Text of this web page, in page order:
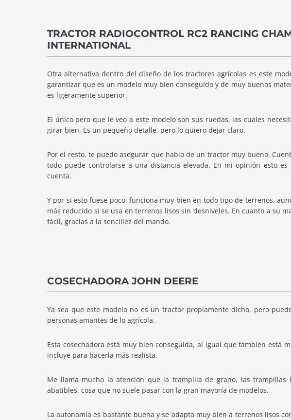
TRACTOR RADIOCONTROL RC2 RANCING
INTERNATIONAL
Otra alternativa dentro del diseño de los tractores agrícolas es este
garantizar que es un modelo muy bien conseguido y de muy buenos
es ligeramente superior.
El único pero que le veo a este modelo son sus ruedas, las cuales
girar bien. Es un pequeño detalle, pero lo quiero dejar claro.
Por el resto, te puedo asegurar que hablo de un tractor muy bueno.
todo puede controlarse a una distancia elevada. En mi opinión esto
cuenta.
Y por si esto fuese poco, funciona muy bien en todo tipo de terrenos,
más reducido si se usa en terrenos lisos sin desniveles. En cuanto a su
fácil, gracias a la sencillez del mando.
COSECHADORA JOHN DEERE
Ya sea que este modelo no es un tractor propiamente dicho, pero
personas amantes de lo agrícola.
Esta cosechadora está muy bien conseguida, al igual que también está
incluye para hacerla más realista.
Me llama mucho la atención que la trampilla de grano, las trampillas
abatibles, cosa que no suele pasar con la gran mayoría de modelos.
La autonomía es bastante buena y se adapta muy bien a terrenos lisos